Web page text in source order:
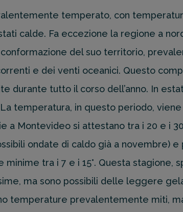
temperato, con
calde. Fa eccezione la regione a
del suo territorio,
e dei venti oceanici. Questo
durante tutto il corso dell’anno. In
temperatura, in questo periodo,
Montevideo si attestano tra i 20 e i
ondate di caldo già a novembre) e
tra i 7 e i 15°. Questa
ma sono possibili delle leggere
temperature prevalentemente miti,